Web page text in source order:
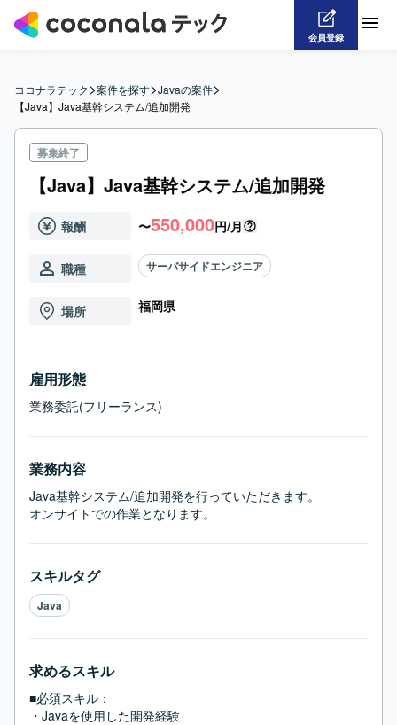
会員登録
ココナラテック>案件を探す>Javaの案件>
【Java】Java基幹システム/追加開発
募集終了
【Java】Java基幹システム/追加開発
報酬 〜550,000円/月
職種 サーバサイドエンジニア
場所 福岡県
雇用形態
業務委託(フリーランス)
業務内容
Java基幹システム/追加開発を行っていただきます。
オンサイトでの作業となります。
スキルタグ
Java
求めるスキル
■必須スキル：
・Javaを使用した開発経験